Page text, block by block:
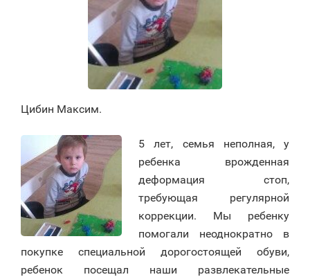
Цибин Максим.
5 лет, семья неполная, у
ребенка врожденная
деформация стоп,
требующая регулярной
коррекции. Мы ребенку
помогали неоднократно в
покупке специальной дорогостоящей обуви,
ребенок посещал наши развлекательные